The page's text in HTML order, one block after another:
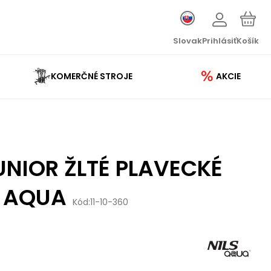
SlovakPrihlásiťKošík
KOMERČNÉ STROJE AKCIE
ŽLTÉ PLAVECKÉ
AQUA Kód:11-10-360